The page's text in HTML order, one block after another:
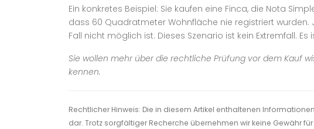
Ein konkretes Beispiel: Sie kaufen eine Finca, die Nota
dass 60 Quadratmeter Wohnfläche nie registriert
Fall nicht möglich ist. Dieses Szenario ist kein Extremfall. Es
Sie wollen mehr über die rechtliche Prüfung vor dem Kauf
kennen.
Rechtlicher Hinweis: Die in diesem Artikel enthaltenen
dar. Trotz sorgfältiger Recherche übernehmen wir keine Gewähr